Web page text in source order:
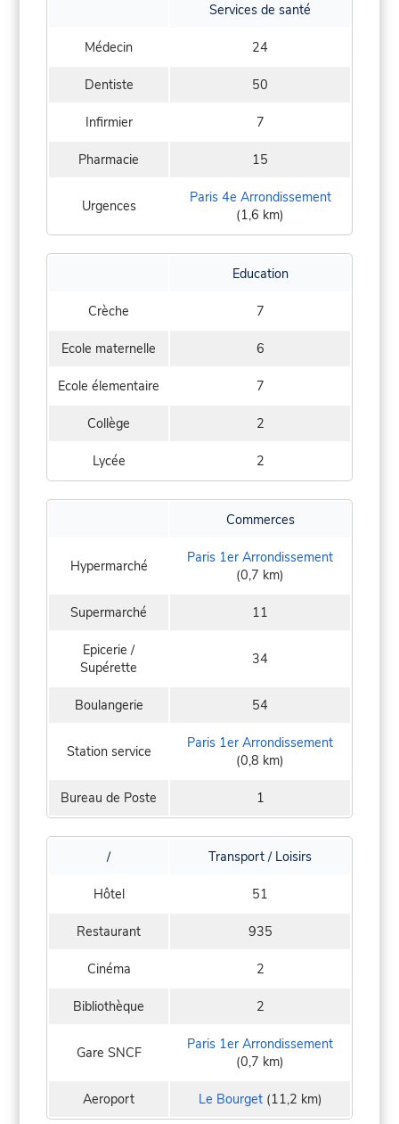
Services de santé
Médecin 24
Dentiste 50
Infirmier 7
Pharmacie 15
Urgences
Paris 4e Arrondissement
(1,6 km)
Education
Crèche 7
Ecole maternelle 6
Ecole élementaire 7
Collège 2
Lycée 2
Commerces
Hypermarché
Paris 1er Arrondissement
(0,7 km)
Supermarché 11
Epicerie /
Supérette
34
Boulangerie 54
Station service
Paris 1er Arrondissement
(0,8 km)
Bureau de Poste 1
/ Transport / Loisirs
Hôtel 51
Restaurant 935
Cinéma 2
Bibliothèque 2
Gare SNCF
Paris 1er Arrondissement
(0,7 km)
Aeroport Le Bourget(11,2 km)